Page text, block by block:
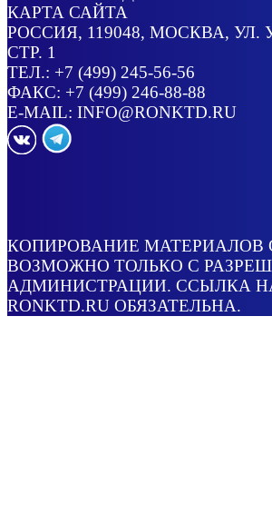
КАРТА САЙТА
РОССИЯ, 119048, МОСКВА, УЛ.
СТР. 1
ТЕЛ.: +7 (499) 245-56-56
ФАКС: +7 (499) 246-88-88
E-MAIL: INFO@RONKTD.RU
КОПИРОВАНИЕ МАТЕРИАЛОВ
ВОЗМОЖНО ТОЛЬКО С
АДМИНИСТРАЦИИ. ССЫЛКА
RONKTD.RU ОБЯЗАТЕЛЬНА.